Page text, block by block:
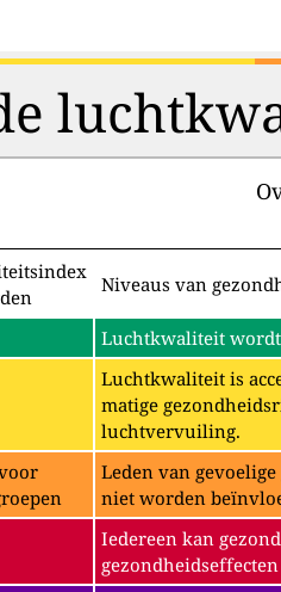
Niveaus van
Luchtkwaliteit
Luchtkwaliteit is
matige
luchtvervuiling.
Leden van
niet worden
Iedereen kan